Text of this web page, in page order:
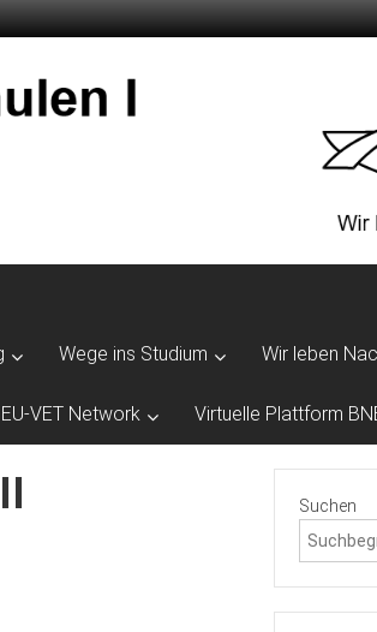
Wege ins Studium Wir leben
VET Network Virtuelle Plattform
Suchen